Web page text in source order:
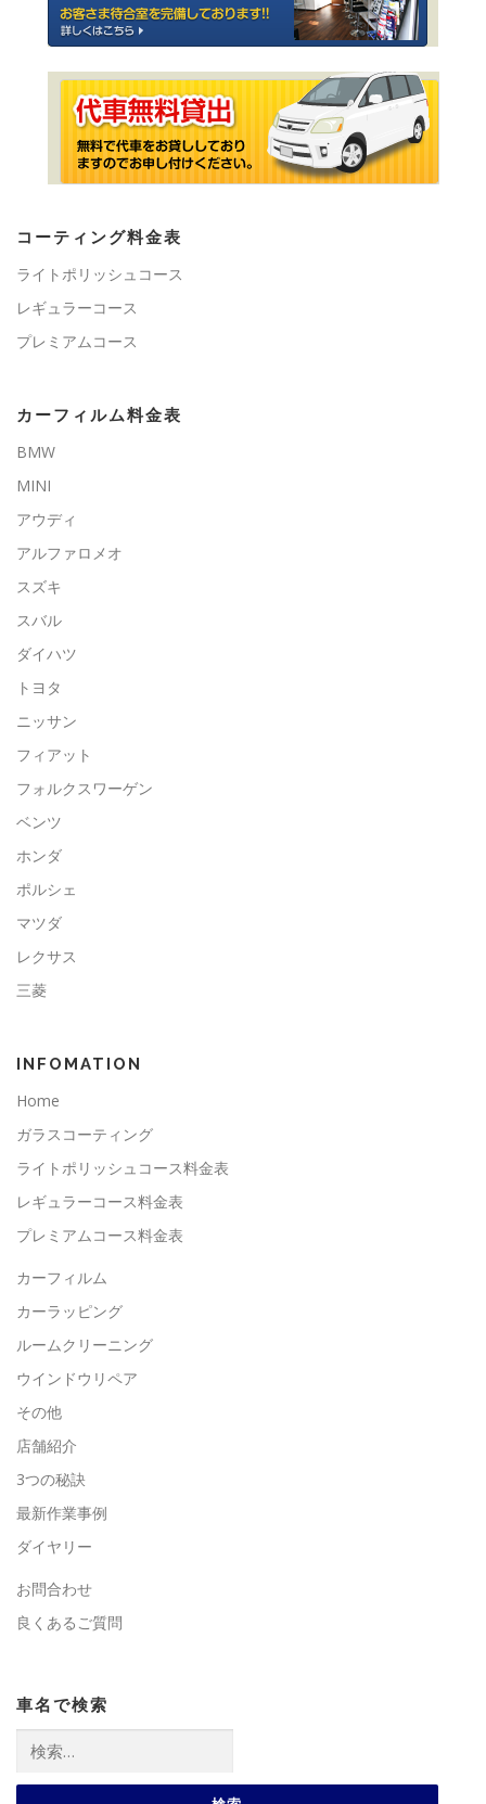
コーティング料金表
ライトポリッシュコース
レギュラーコース
プレミアムコース
カーフィルム料金表
BMW
MINI
アウディ
アルファロメオ
スズキ
スバル
ダイハツ
トヨタ
ニッサン
フィアット
フォルクスワーゲン
ベンツ
ホンダ
ポルシェ
マツダ
レクサス
三菱
INFOMATION
Home
ガラスコーティング
ライトポリッシュコース料金表
レギュラーコース料金表
プレミアムコース料金表
カーフィルム
カーラッピング
ルームクリーニング
ウインドウリペア
その他
店舗紹介
3つの秘訣
最新作業事例
ダイヤリー
お問合わせ
良くあるご質問
車名で検索
索: